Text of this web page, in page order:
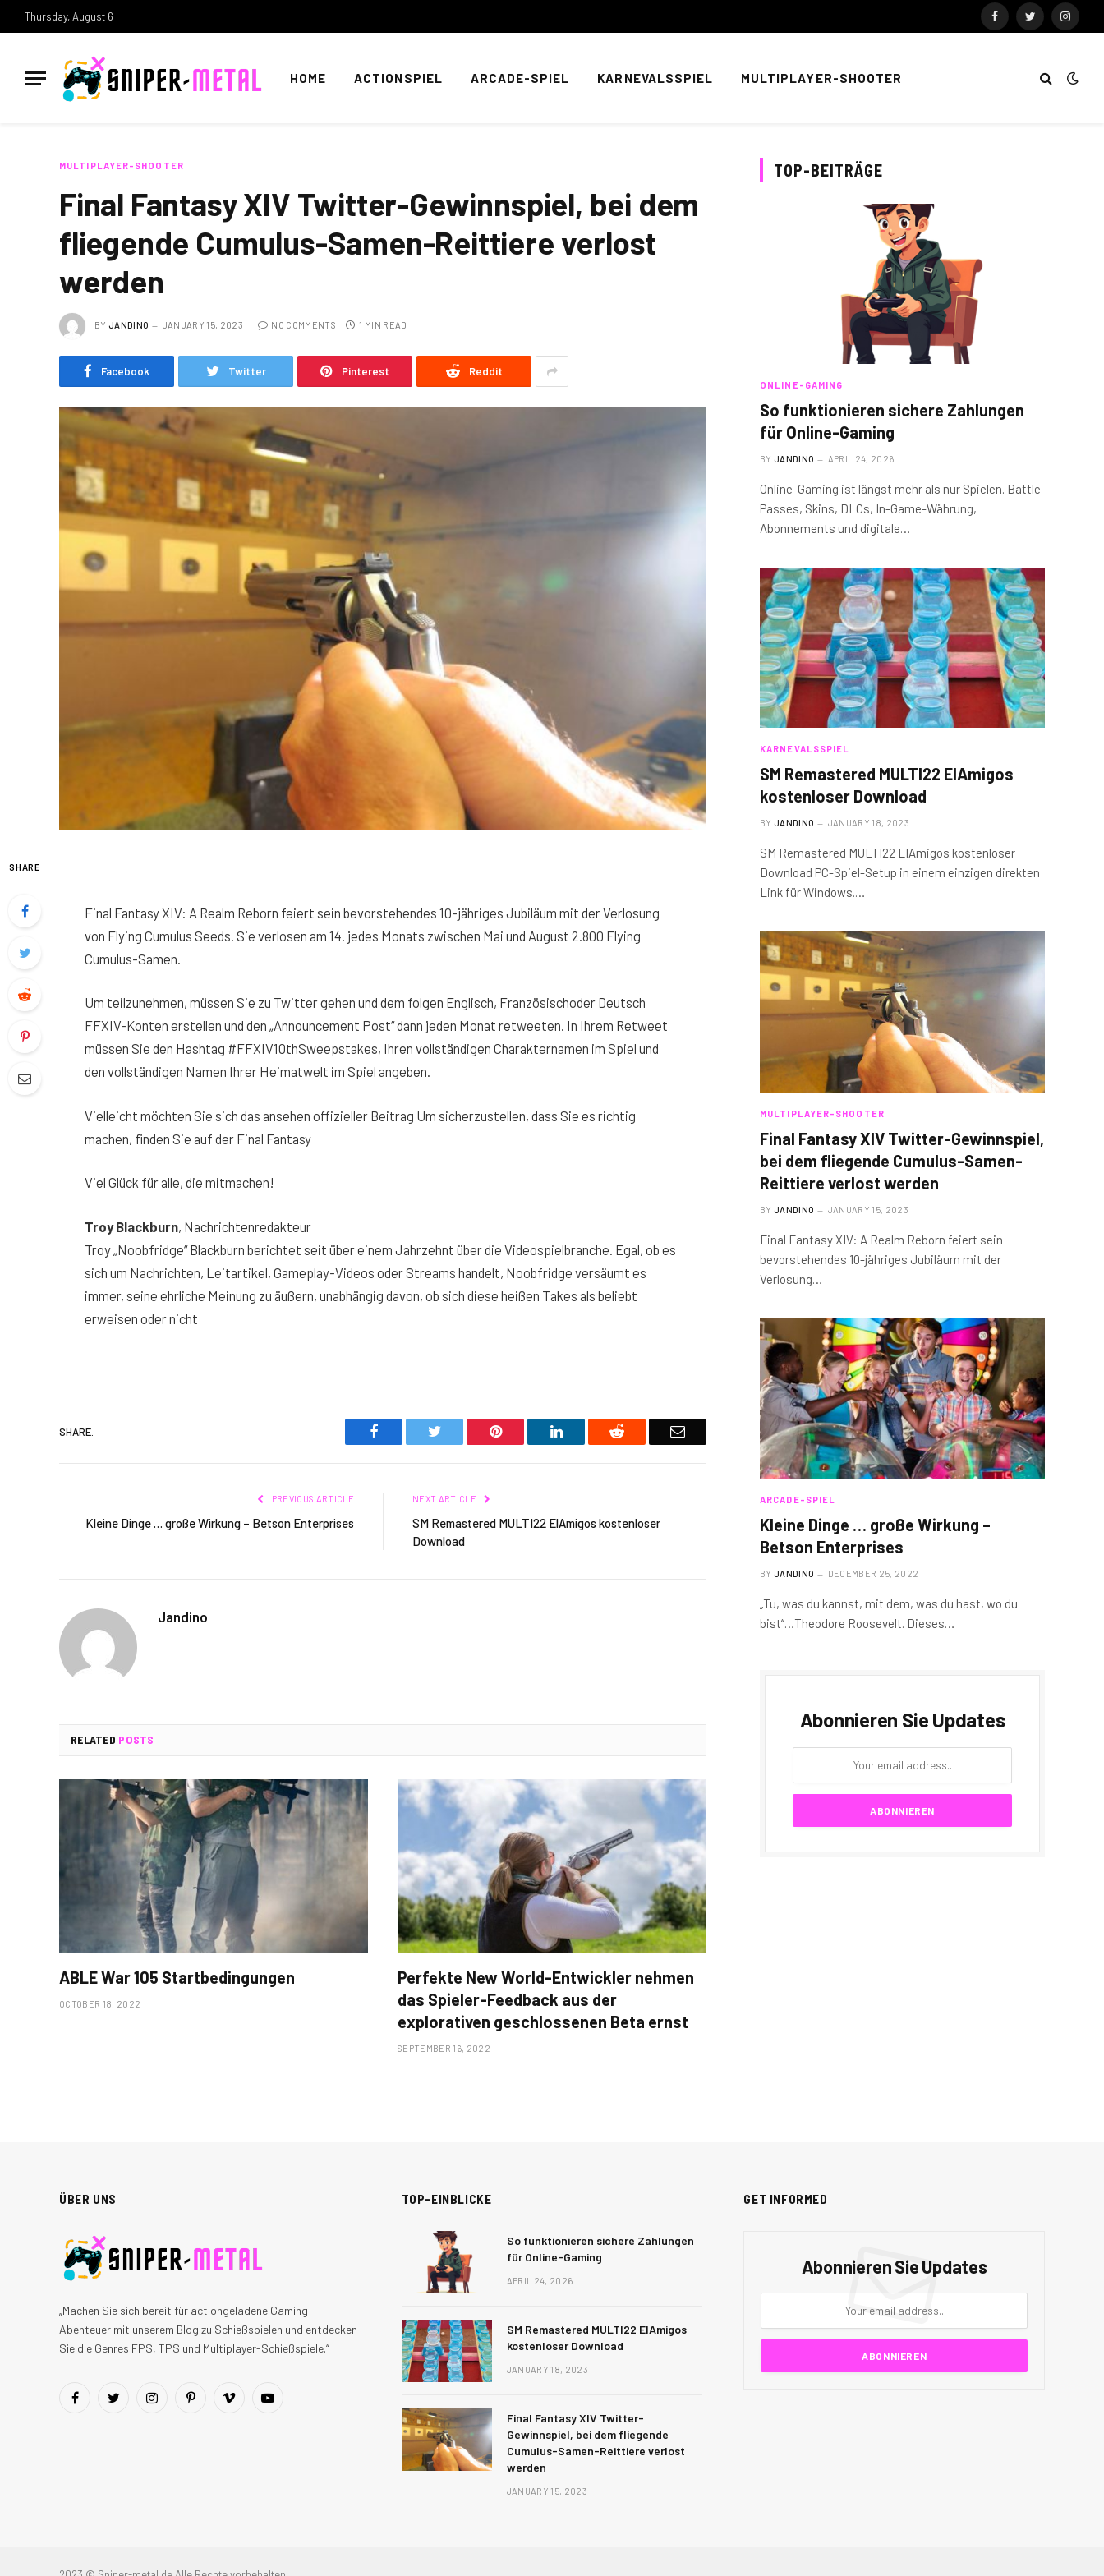
Thursday, August 6
FacebookTwitter
HOME ACTIONSPIEL ARCADE-SPIEL KARNEVALSSPIEL MULTIPLAYER-SHOOTER
MULTIPLAYER-SHOOTER
Final Fantasy XIV Twitter-Gewinnspiel, bei dem
fliegende Cumulus-Samen-Reittiere verlost
werden
BY JANDINO JANUARY 15, 2023 NO COMMENTS 1 MIN READ
Facebook Twitter Pinterest Reddit
SHARE
Final Fantasy XIV: A Realm Reborn feiert sein bevorstehendes 10-jähriges Jubiläum mit der Verlosung
von Flying Cumulus Seeds. Sie verlosen am 14. jedes Monats zwischen Mai und August 2.800 Flying
Cumulus-Samen.
Um teilzunehmen, müssen Sie zu Twitter gehen und dem folgen Englisch, Französischoder Deutsch
FFXIV-Konten erstellen und den „Announcement Post“ dann jeden Monat retweeten. In Ihrem Retweet
müssen Sie den Hashtag #FFXIV10thSweepstakes, Ihren vollständigen Charakternamen im Spiel und
den vollständigen Namen Ihrer Heimatwelt im Spiel angeben.
Vielleicht möchten Sie sich das ansehen offizieller Beitrag Um sicherzustellen, dass Sie es richtig
machen, finden Sie auf der Final Fantasy
Viel Glück für alle, die mitmachen!
Troy Blackburn, Nachrichtenredakteur
Troy „Noobfridge“ Blackburn berichtet seit über einem Jahrzehnt über die Videospielbranche. Egal, ob es
sich um Nachrichten, Leitartikel, Gameplay-Videos oder Streams handelt, Noobfridge versäumt es
immer, seine ehrliche Meinung zu äußern, unabhängig davon, ob sich diese heißen Takes als beliebt
erweisen oder nicht
SHARE. Facebook Twitter Pinterest LinkedIn Reddit Email
PREVIOUS ARTICLE
Kleine Dinge … große Wirkung – Betson Enterprises
NEXT ARTICLE
SM Remastered MULTI22 ElAmigos kostenloser
Download
Jandino
RELATED POSTS
ABLE War 105 Startbedingungen
OCTOBER 18, 2022
Perfekte New World-Entwickler nehmen
das Spieler-Feedback aus der
explorativen geschlossenen Beta ernst
SEPTEMBER 16, 2022
TOP-BEITRÄGE
ONLINE-GAMING
So funktionieren sichere Zahlungen
für Online-Gaming
BY JANDINO APRIL 24, 2026
Online-Gaming ist längst mehr als nur Spielen. Battle
Passes, Skins, DLCs, In-Game-Währung,
Abonnements und digitale…
KARNEVALSSPIEL
SM Remastered MULTI22 ElAmigos
kostenloser Download
BY JANDINO JANUARY 18, 2023
SM Remastered MULTI22 ElAmigos kostenloser
Download PC-Spiel-Setup in einem einzigen direkten
Link für Windows.…
MULTIPLAYER-SHOOTER
Final Fantasy XIV Twitter-Gewinnspiel,
bei dem fliegende Cumulus-Samen-
Reittiere verlost werden
BY JANDINO JANUARY 15, 2023
Final Fantasy XIV: A Realm Reborn feiert sein
bevorstehendes 10-jähriges Jubiläum mit der
Verlosung…
ARCADE-SPIEL
Kleine Dinge … große Wirkung –
Betson Enterprises
BY JANDINO DECEMBER 25, 2022
„Tu, was du kannst, mit dem, was du hast, wo du
bist“…Theodore Roosevelt. Dieses…
Abonnieren Sie Updates
ÜBER UNS
„Machen Sie sich bereit für actiongeladene Gaming-
Abenteuer mit unserem Blog zu Schießspielen und entdecken
Sie die Genres FPS, TPS und Multiplayer-Schießspiele.“
FacebookTwitterInstagramPinterestVimeo YouTube
TOP-EINBLICKE
So funktionieren sichere Zahlungen
für Online-Gaming
APRIL 24, 2026
SM Remastered MULTI22 ElAmigos
kostenloser Download
JANUARY 18, 2023
Final Fantasy XIV Twitter-
Gewinnspiel, bei dem fliegende
Cumulus-Samen-Reittiere verlost
werden
JANUARY 15, 2023
GET INFORMED
Abonnieren Sie Updates